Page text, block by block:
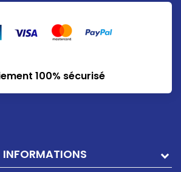
100% sécurisé
INFORMATIONS